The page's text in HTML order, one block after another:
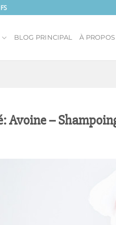
BLOG PRINCIPAL À PROPOS
Avoine –